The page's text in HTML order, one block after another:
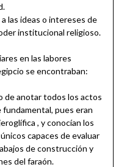
las ideas o intereses de
institucional religioso.
en las labores
se encontraban:
de anotar todos los actos
fundamental, pues eran
, y conocían los
capaces de evaluar
de construcción y
del faraón.